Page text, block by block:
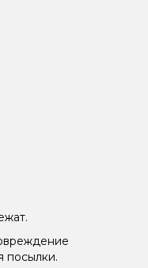
посылки.